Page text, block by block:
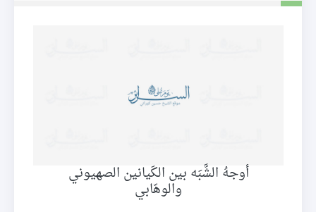
أوجهُ الشَّبَه بين الكَيانين الصهيوني
والوهّابي